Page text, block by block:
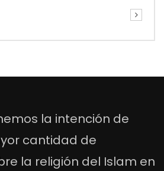
la intención de
cantidad de
la religión del Islam en